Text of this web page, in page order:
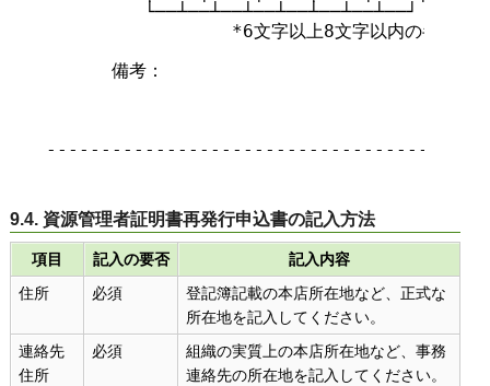
         └──┴──┴──┴──┴──┴──┴──┴──┘
*6文字以上8文字以内の半角英数
      備考：
9.4. 資源管理者証明書再発行申込書の記入方法
項目 記入の要否
記入内容
住所
必須
登記簿記載の本店所在地など、正式な
所在地を記入してください。
連絡先
住所
必須
組織の実質上の本店所在地など、事務
連絡先の所在地を記入してください。